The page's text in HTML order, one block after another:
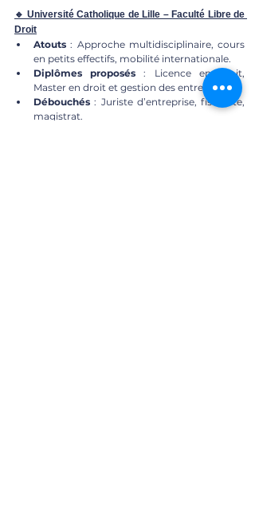
🔹 Université Catholique de Lille – Faculté Libre de
Droit
Atouts : Approche multidisciplinaire, cours
en petits effectifs, mobilité internationale.
Diplômes proposés : Licence en droit,
Master en droit et gestion des entreprises.
Débouchés : Juriste d’entreprise, fiscaliste,
magistrat.